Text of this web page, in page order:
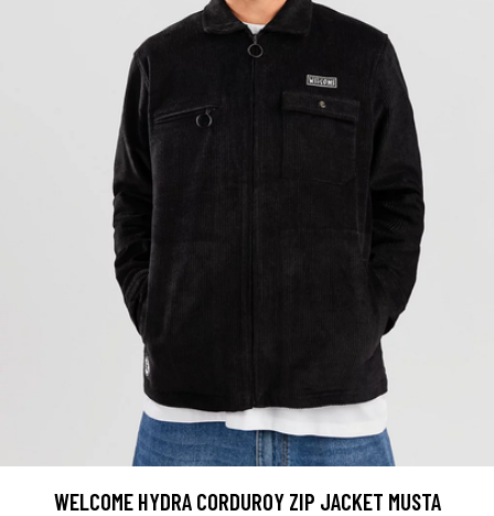
WELCOME HYDRA CORDUROY ZIP JACKET MUSTA